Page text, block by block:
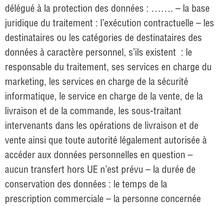
délégué à la protection des données : ……. – la base
juridique du traitement : l’exécution contractuelle – les
destinataires ou les catégories de destinataires des
données à caractère personnel, s’ils existent : le
responsable du traitement, ses services en charge du
marketing, les services en charge de la sécurité
informatique, le service en charge de la vente, de la
livraison et de la commande, les sous-traitant
intervenants dans les opérations de livraison et de
vente ainsi que toute autorité légalement autorisée à
accéder aux données personnelles en question –
aucun transfert hors UE n’est prévu – la durée de
conservation des données : le temps de la
prescription commerciale – la personne concernée